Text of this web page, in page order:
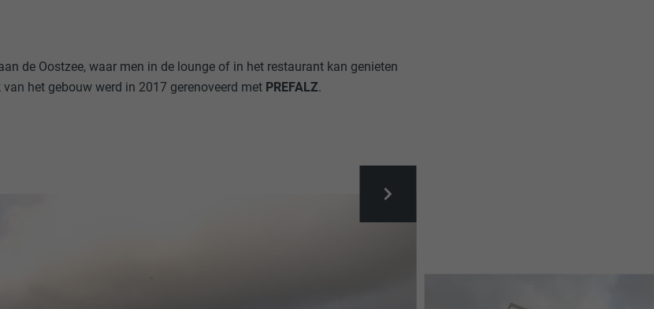
de Oostzee, waar men in de lounge of in het restaurant kan genieten
het gebouw werd in 2017 gerenoveerd met PREFALZ.